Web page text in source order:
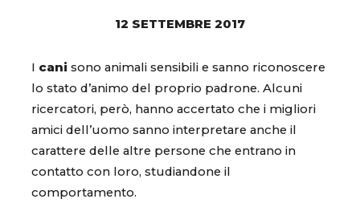
12 SETTEMBRE 2017
I cani sono animali sensibili e sanno riconoscere
lo stato d’animo del proprio padrone. Alcuni
ricercatori, però, hanno accertato che i migliori
amici dell’uomo sanno interpretare anche il
carattere delle altre persone che entrano in
contatto con loro, studiandone il
comportamento.